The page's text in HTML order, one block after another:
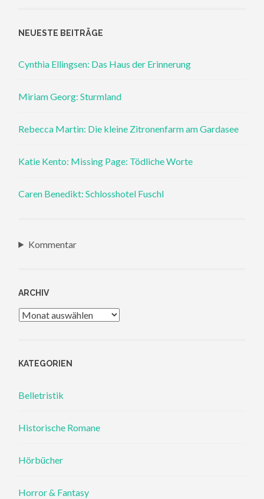
NEUESTE BEITRÄGE
Cynthia Ellingsen: Das Haus der Erinnerung
Miriam Georg: Sturmland
Rebecca Martin: Die kleine Zitronenfarm am Gardasee
Katie Kento: Missing Page: Tödliche Worte
Caren Benedikt: Schlosshotel Fuschl
Kommentar
ARCHIV
Archiv
KATEGORIEN
Belletristik
Historische Romane
Hörbücher
Horror & Fantasy